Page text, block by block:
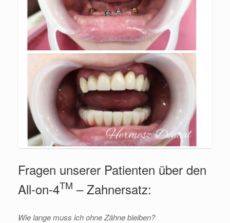
Fragen unserer Patienten über den
All-on-4TM – Zahnersatz:
Wie lange muss ich ohne Zähne bleiben?